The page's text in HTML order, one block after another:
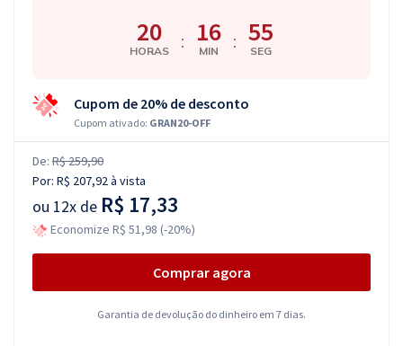
20
HORAS : 16
MIN : 55
SEG
Cupom de 20% de desconto
Cupom ativado: GRAN20-OFF
De: R$ 259,90
Por: R$ 207,92à vista
ou 12x de R$ 17,33
Economize R$ 51,98 (-20%)
Comprar agora
Garantia de devolução do dinheiro em 7 dias.